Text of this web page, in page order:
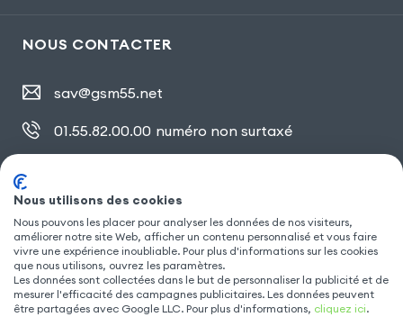
NOUS CONTACTER
sav@gsm55.net
01.55.82.00.00 numéro non surtaxé
SUIVEZ NOUS
Nous utilisons des cookies
Nous pouvons les placer pour analyser les données de nos visiteurs,
améliorer notre site Web, afficher un contenu personnalisé et vous faire
vivre une expérience inoubliable. Pour plus d'informations sur les cookies
que nous utilisons, ouvrez les paramètres.
Les données sont collectées dans le but de personnaliser la publicité et de
mesurer l'efficacité des campagnes publicitaires. Les données peuvent
être partagées avec Google LLC. Pour plus d'informations, cliquez ici.